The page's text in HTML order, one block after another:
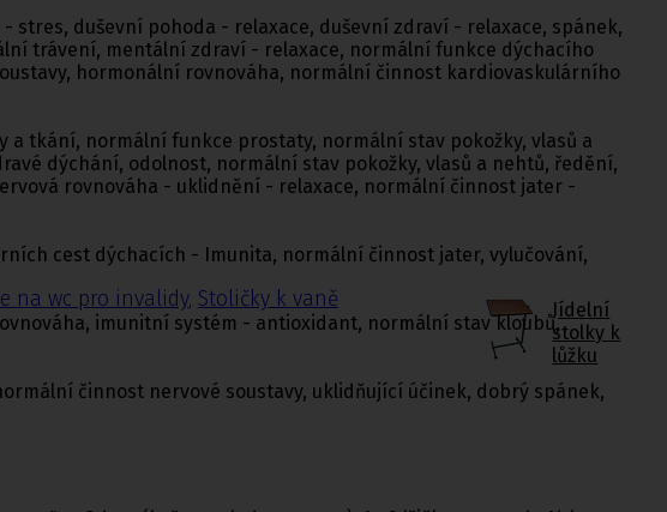
na wc pro invalidy, Stoličky k vaně
Jídelní
stolky k
lůžku
duševní pohoda - relaxace, duševní zdraví - relaxace, spánek,
trávení, mentální zdraví - relaxace, normální funkce dýchacího
hormonální rovnováha, normální činnost kardiovaskulárního
tkání, normální funkce prostaty, normální stav pokožky, vlasů a
dýchání, odolnost, normální stav pokožky, vlasů a nehtů, ředění,
rovnováha - uklidnění - relaxace, normální činnost jater -
cest dýchacích - Imunita, normální činnost jater, vylučování,
imunitní systém - antioxidant, normální stav kloubů,
činnost nervové soustavy, uklidňující účinek, dobrý spánek,